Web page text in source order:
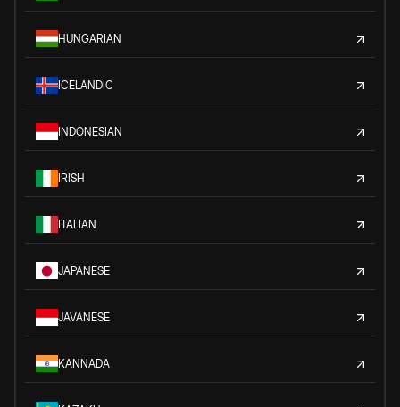
HUNGARIAN
ICELANDIC
INDONESIAN
IRISH
ITALIAN
JAPANESE
JAVANESE
KANNADA